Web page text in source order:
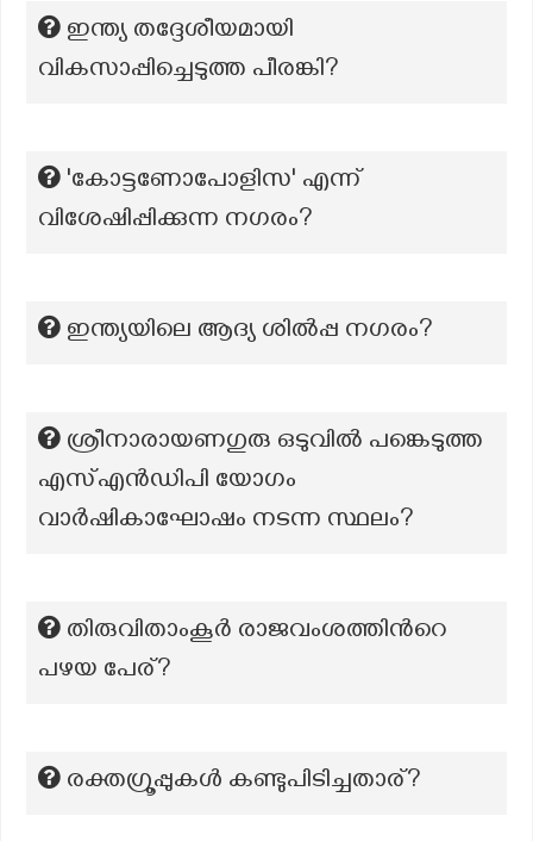
ഇന്ത്യ തദ്ദേശീയമായി
വികസാപ്പിച്ചെടുത്ത പീരങ്കി?
'കോട്ടണോപോളിസ' എന്ന്
വിശേഷിപ്പിക്കുന്ന നഗരം?
ഇന്ത്യയിലെ ആദ്യ ശില്‍പ്പ നഗരം?
ശ്രീനാരായണഗുരു ഒടുവിൽ പങ്കെടുത്ത
എസ്എൻഡിപി യോഗം
വാർഷികാഘോഷം നടന്ന സ്ഥലം?
തിരുവിതാംകൂർ രാജവംശത്തിന്‍റെ
പഴയ പേര്?
രക്തഗ്രൂപ്പുകൾ കണ്ടുപിടിച്ചതാര്?